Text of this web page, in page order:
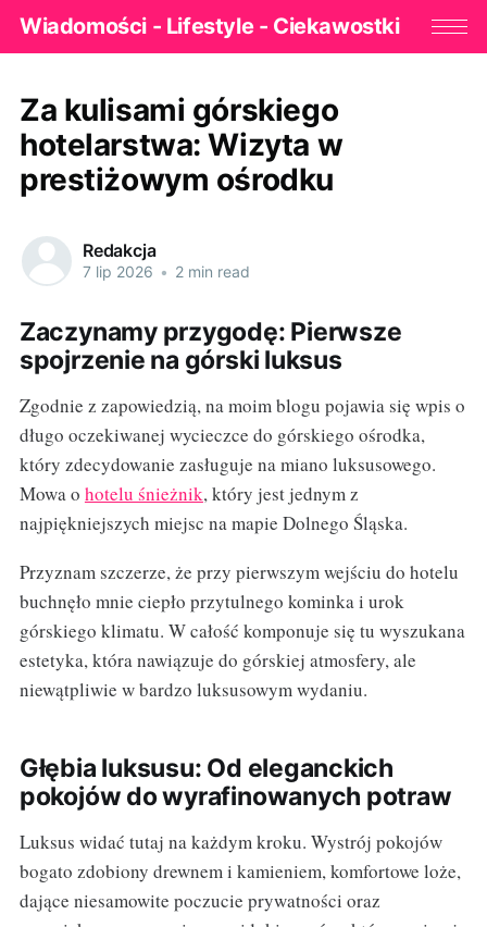
Wiadomości - Lifestyle - Ciekawostki
Za kulisami górskiego
hotelarstwa: Wizyta w
prestiżowym ośrodku
Redakcja
7 lip 2026 • 2 min read
Zaczynamy przygodę: Pierwsze
spojrzenie na górski luksus
Zgodnie z zapowiedzią, na moim blogu pojawia się wpis o
długo oczekiwanej wycieczce do górskiego ośrodka,
który zdecydowanie zasługuje na miano luksusowego.
Mowa o hotelu śnieżnik, który jest jednym z
najpiękniejszych miejsc na mapie Dolnego Śląska.
Przyznam szczerze, że przy pierwszym wejściu do hotelu
buchnęło mnie ciepło przytulnego kominka i urok
górskiego klimatu. W całość komponuje się tu wyszukana
estetyka, która nawiązuje do górskiej atmosfery, ale
niewątpliwie w bardzo luksusowym wydaniu.
Głębia luksusu: Od eleganckich
pokojów do wyrafinowanych potraw
Luksus widać tutaj na każdym kroku. Wystrój pokojów
bogato zdobiony drewnem i kamieniem, komfortowe loże,
dające niesamowite poczucie prywatności oraz